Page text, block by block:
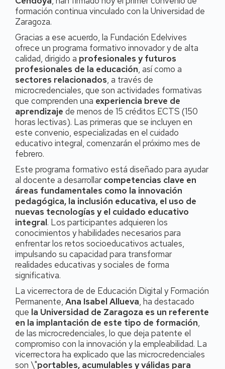
formación continua vinculado con la Universidad de
Zaragoza.
Gracias a ese acuerdo, la Fundación Edelvives
ofrece un programa formativo innovador y de alta
calidad, dirigido a profesionales y futuros
profesionales de la educación, así como a
sectores relacionados, a través de
microcredenciales, que son actividades formativas
que comprenden una experiencia breve de
aprendizaje de menos de 15 créditos ECTS (150
horas lectivas). Las primeras que se incluyen en
este convenio, especializadas en el cuidado
educativo integral, comenzarán el próximo mes de
febrero.
Este programa formativo está diseñado para ayudar
al docente a desarrollar competencias clave en
áreas fundamentales como la innovación
pedagógica, la inclusión educativa, el uso de
nuevas tecnologías y el cuidado educativo
integral. Los participantes adquieren los
conocimientos y habilidades necesarios para
enfrentar los retos socioeducativos actuales,
impulsando su capacidad para transformar
realidades educativas y sociales de forma
significativa.
La vicerrectora de de Educación Digital y Formación
Permanente, Ana Isabel Allueva, ha destacado
que la Universidad de Zaragoza es un referente
en la implantación de este tipo de formación,
de las microcredenciales, lo que deja patente el
compromiso con la innovación y la empleabilidad. La
vicerrectora ha explicado que las microcredenciales
son \"portables, acumulables y válidas para